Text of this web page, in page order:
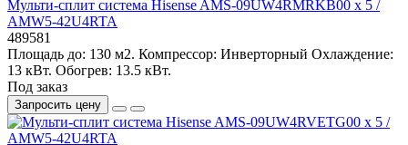
Мульти-сплит система Hisense AMS-09UW4RMRKB00 x 5 /
AMW5-42U4RTA
489581
Площадь до: 130 м2. Компрессор: Инверторный Охлаждение:
13 кВт. Обогрев: 13.5 кВт.
Под заказ
Запросить цену